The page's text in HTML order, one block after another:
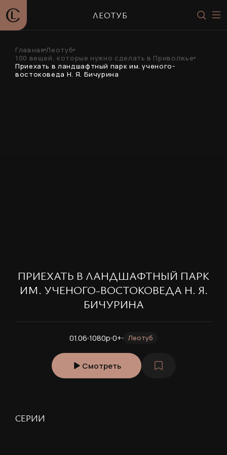
ЛЕОТУБ
Главная Леотуб
100 вещей, которые нужно сделать в Приволжье
Приехать в ландшафтный парк им. ученого-
востоковеда Н. Я. Бичурина
ПРИЕХАТЬ В ЛАНДШАФТНЫЙ ПАРК
ИМ. УЧЕНОГО-ВОСТОКОВЕДА Н. Я.
БИЧУРИНА
01.06 1080p 0+ Леотуб
Смотреть
СЕРИИВаше имя